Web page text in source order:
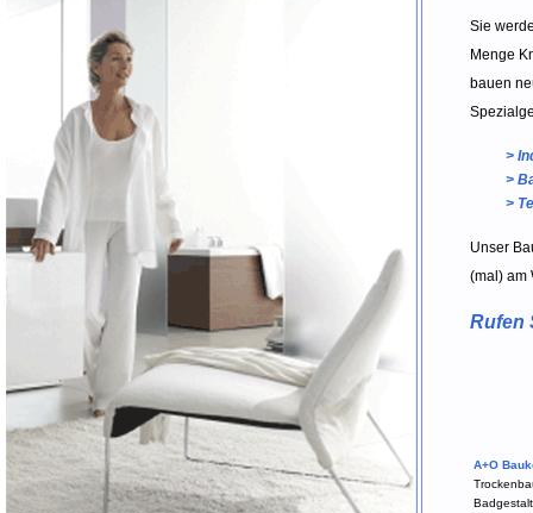
Sie
Menge
bauen
>
>
>
Unser
(mal) am
Rufen
A+O